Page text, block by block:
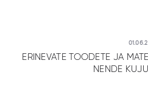
ERINEVATE TOODETE JA
NENDE